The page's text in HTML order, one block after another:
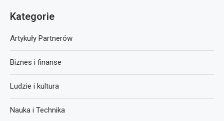
Kategorie
Artykuły Partnerów
Biznes i finanse
Ludzie i kultura
Nauka i Technika